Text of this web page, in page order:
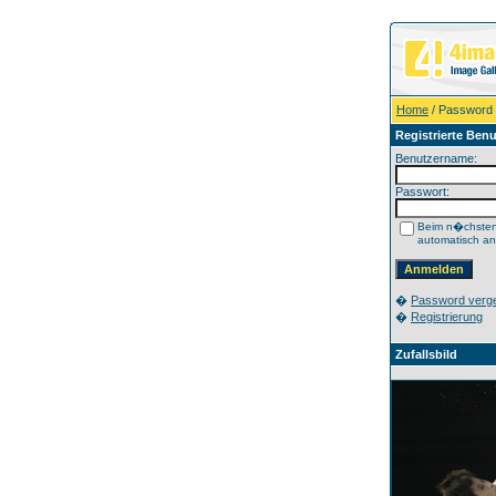
Home /
Registrierte
Benutzername:
Passwort:
Beim
automatisch
� Password
� Registrierung
Zufallsbild